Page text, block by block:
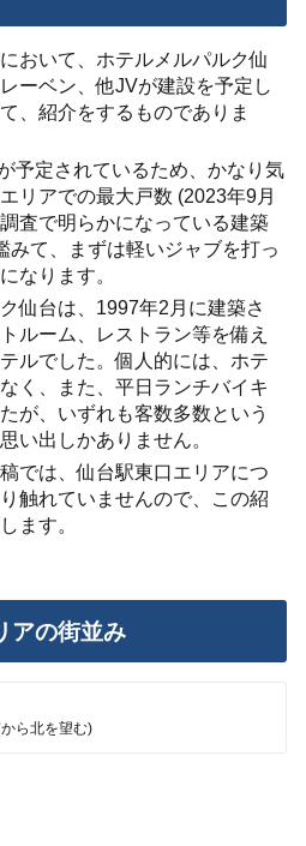
おいて、ホテルメルパルク仙
ーベン、他JVが建設を予定し
、紹介をするものでありま
予定されているため、かなり気
リアでの最大戸数 (2023年9月
査で明らかになっている建築
みて、まずは軽いジャブを打っ
なります。
仙台は、1997年2 月に建築さ
ルーム、レストラン等を備え
ルでした。個人的には、ホテ
く、また、平日ランチバイキ
が、いずれも客数多数という
い出しかありません。
では、仙台駅東口エリアにつ
触れていませんので、この紹
ます。
アの街並み
ら北を望む)